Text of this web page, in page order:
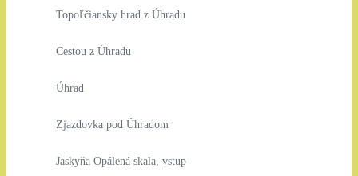
Topoľčiansky hrad z Úhradu
Cestou z Úhradu
Úhrad
Zjazdovka pod Úhradom
Jaskyňa Opálená skala, vstup